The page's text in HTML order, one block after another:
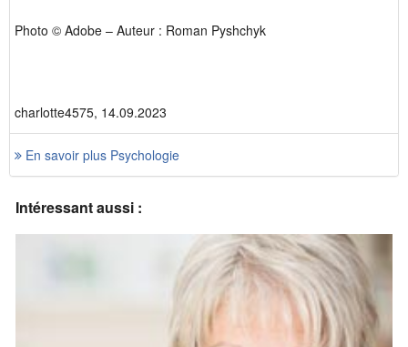
Photo © Adobe – Auteur : Roman Pyshchyk
charlotte4575, 14.09.2023
En savoir plus Psychologie
Intéressant aussi :